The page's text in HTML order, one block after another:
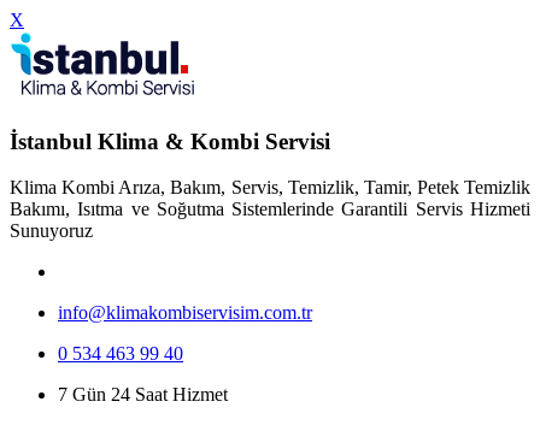
X
İstanbul Klima & Kombi Servisi
Klima Kombi Arıza, Bakım, Servis, Temizlik, Tamir, Petek Temizlik
Bakımı, Isıtma ve Soğutma Sistemlerinde Garantili Servis Hizmeti
Sunuyoruz
info@klimakombiservisim.com.tr
0 534 463 99 40
7 Gün 24 Saat Hizmet